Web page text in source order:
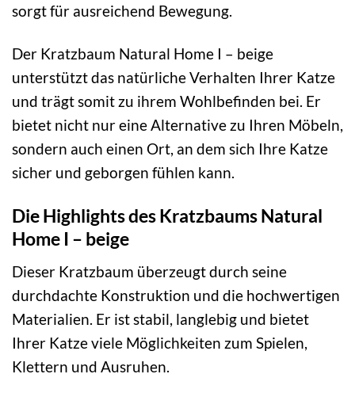
sorgt für ausreichend Bewegung.
Der Kratzbaum Natural Home I – beige
unterstützt das natürliche Verhalten Ihrer Katze
und trägt somit zu ihrem Wohlbefinden bei. Er
bietet nicht nur eine Alternative zu Ihren Möbeln,
sondern auch einen Ort, an dem sich Ihre Katze
sicher und geborgen fühlen kann.
Die Highlights des Kratzbaums Natural
Home I – beige
Dieser Kratzbaum überzeugt durch seine
durchdachte Konstruktion und die hochwertigen
Materialien. Er ist stabil, langlebig und bietet
Ihrer Katze viele Möglichkeiten zum Spielen,
Klettern und Ausruhen.